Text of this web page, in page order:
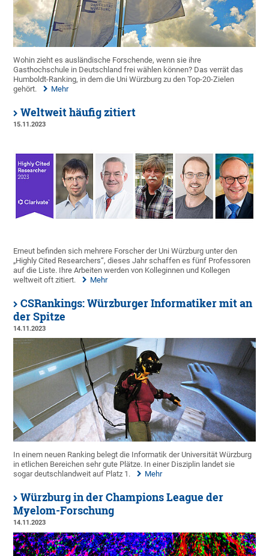
Wohin zieht es ausländische Forschende, wenn sie ihre
Gasthochschule in Deutschland frei wählen können? Das verrät das
Humboldt-Ranking, in dem die Uni Würzburg zu den Top-20-Zielen
gehört.
Mehr
Weltweit häufig zitiert
15.11.2023
Erneut befinden sich mehrere Forscher der Uni Würzburg unter den
„Highly Cited Researchers“, dieses Jahr schaffen es fünf Professoren
auf die Liste. Ihre Arbeiten werden von Kolleginnen und Kollegen
weltweit oft zitiert.
Mehr
CSRankings: Würzburger Informatiker mit an
der Spitze
14.11.2023
In einem neuen Ranking belegt die Informatik der Universität Würzburg
in etlichen Bereichen sehr gute Plätze. In einer Disziplin landet sie
sogar deutschlandweit auf Platz 1.
Mehr
Würzburg in der Champions League der
Myelom-Forschung
14.11.2023